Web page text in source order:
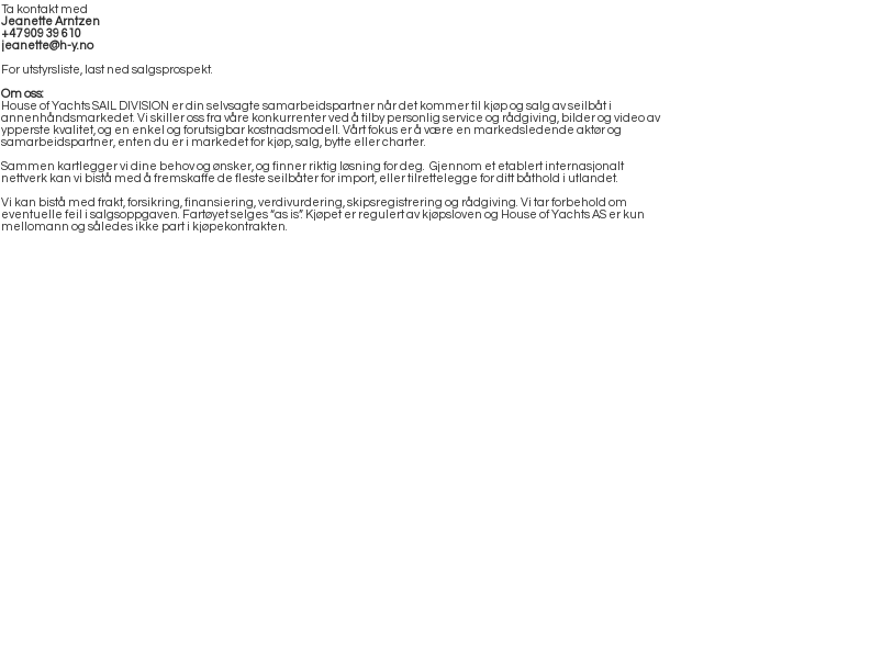
Ta kontakt med
Jeanette Arntzen
+47 909 39 610
jeanette@h-y.no
For utstyrsliste, last ned salgsprospekt.
Om oss:
House of Yachts SAIL DIVISION er din selvsagte samarbeidspartner når det kommer til kjøp og salg av seilbåt i
annenhåndsmarkedet. Vi skiller oss fra våre konkurrenter ved å tilby personlig service og rådgiving, bilder og video av
ypperste kvalitet, og en enkel og forutsigbar kostnadsmodell. Vårt fokus er å være en markedsledende aktør og
samarbeidspartner, enten du er i markedet for kjøp, salg, bytte eller charter.
Sammen kartlegger vi dine behov og ønsker, og finner riktig løsning for deg. Gjennom et etablert internasjonalt
nettverk kan vi bistå med å fremskaffe de fleste seilbåter for import, eller tilrettelegge for ditt båthold i utlandet.
Vi kan bistå med frakt, forsikring, finansiering, verdivurdering, skipsregistrering og rådgiving. Vi tar forbehold om
eventuelle feil i salgsoppgaven. Fartøyet selges “as is”. Kjøpet er regulert av kjøpsloven og House of Yachts AS er kun
mellomann og således ikke part i kjøpekontrakten.